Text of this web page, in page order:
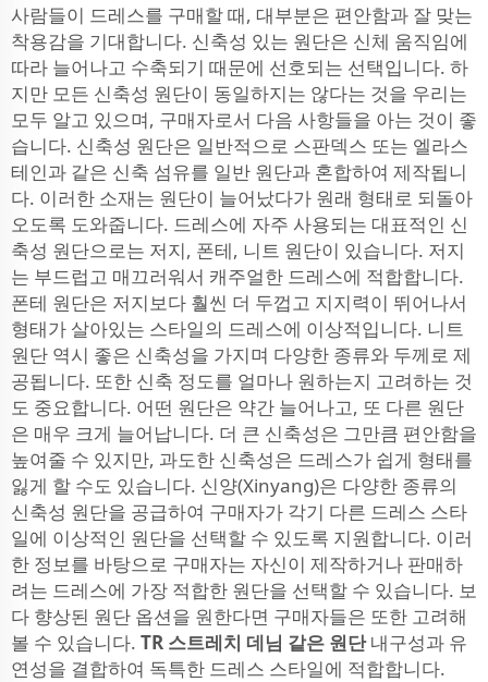
사람들이 드레스를 구매할 때, 대부분은 편안함과 잘 맞는
착용감을 기대합니다. 신축성 있는 원단은 신체 움직임에
따라 늘어나고 수축되기 때문에 선호되는 선택입니다. 하
지만 모든 신축성 원단이 동일하지는 않다는 것을 우리는
모두 알고 있으며, 구매자로서 다음 사항들을 아는 것이 좋
습니다. 신축성 원단은 일반적으로 스판덱스 또는 엘라스
테인과 같은 신축 섬유를 일반 원단과 혼합하여 제작됩니
다. 이러한 소재는 원단이 늘어났다가 원래 형태로 되돌아
오도록 도와줍니다. 드레스에 자주 사용되는 대표적인 신
축성 원단으로는 저지, 폰테, 니트 원단이 있습니다. 저지
는 부드럽고 매끄러워서 캐주얼한 드레스에 적합합니다.
폰테 원단은 저지보다 훨씬 더 두껍고 지지력이 뛰어나서
형태가 살아있는 스타일의 드레스에 이상적입니다. 니트
원단 역시 좋은 신축성을 가지며 다양한 종류와 두께로 제
공됩니다. 또한 신축 정도를 얼마나 원하는지 고려하는 것
도 중요합니다. 어떤 원단은 약간 늘어나고, 또 다른 원단
은 매우 크게 늘어납니다. 더 큰 신축성은 그만큼 편안함을
높여줄 수 있지만, 과도한 신축성은 드레스가 쉽게 형태를
잃게 할 수도 있습니다. 신양(Xinyang)은 다양한 종류의
신축성 원단을 공급하여 구매자가 각기 다른 드레스 스타
일에 이상적인 원단을 선택할 수 있도록 지원합니다. 이러
한 정보를 바탕으로 구매자는 자신이 제작하거나 판매하
려는 드레스에 가장 적합한 원단을 선택할 수 있습니다. 보
다 향상된 원단 옵션을 원한다면 구매자들은 또한 고려해
볼 수 있습니다. TR 스트레치 데님 같은 원단내구성과 유
연성을 결합하여 독특한 드레스 스타일에 적합합니다.